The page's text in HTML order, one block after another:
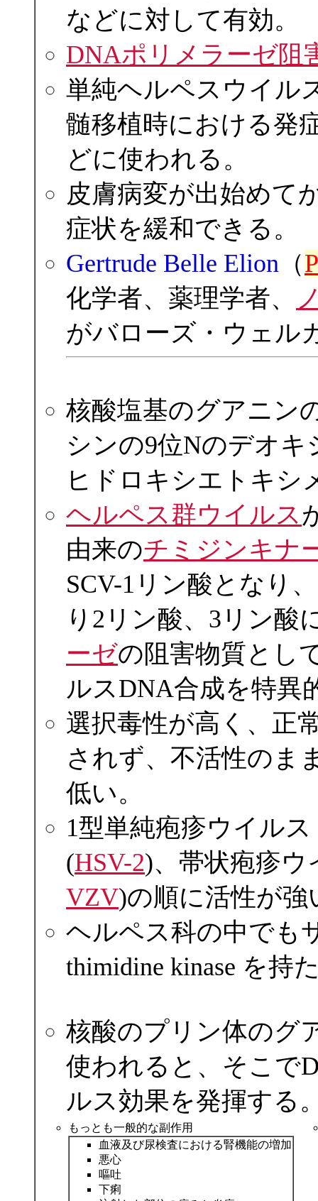
などに対して有効。
DNAポリメラーゼ阻
単純ヘルペスウイル
髄移植時における発
どに使われる。
皮膚病変が出始めて
症状を緩和できる。
Gertrude Belle Elion （P
化学者、薬理学者、
がバローズ・ウェル
核酸塩基のグアニン
シンの9位Nのデオ
ヒドロキシエトキシ
ヘルペス群ウイルス
由来のチミジンキナ
SCV-1リン酸となり
り2リン酸、3リン酸
ーゼの阻害物質とし
ルスDNA合成を特異
選択毒性が高く、正
されず、不活性のま
低い。
1型単純疱疹ウイルス
(HSV-2)、帯状疱疹ウ
VZV)の順に活性が強
ヘルペス科の中でも
thimidine kinase を持
核酸のプリン体のグ
使われると、そこで
ルス効果を発揮する
もっとも一般的な副作用
血液及び尿検査における腎機能の増加
悪心
嘔吐
下痢